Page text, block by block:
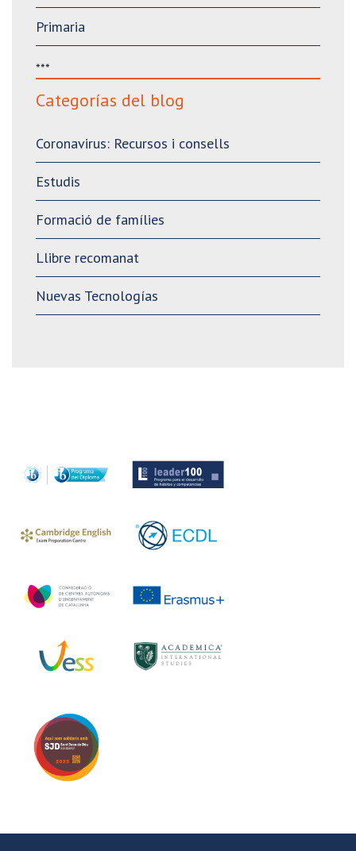
Primaria
***
Categorías del blog
Coronavirus: Recursos i consells
Estudis
Formació de famílies
Llibre recomanat
Nuevas Tecnologías